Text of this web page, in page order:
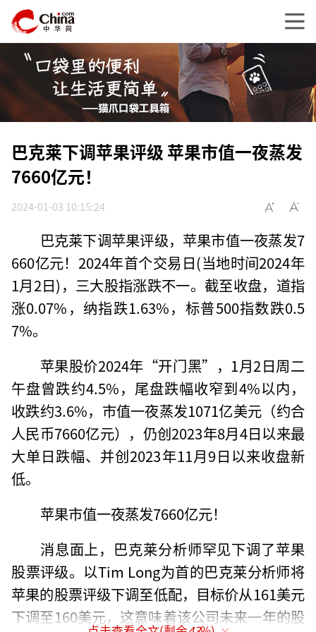
巴克莱下调苹果评级 苹果市值一夜蒸发
7660亿元！
2024-01-03 10:15:24
巴克莱下调苹果评级，苹果市值一夜蒸发7
660亿元！2024年首个交易日(当地时间2024年
1月2日)，三大股指涨跌不一。截至收盘，道指
涨0.07%，纳指跌1.63%，标普500指数跌0.5
7%。
苹果股价2024年“开门黑”，1月2日周二
午盘曾跌约4.5%，尾盘跌幅收窄到4%以内，
收跌约3.6%，市值一夜蒸发1071亿美元（约合
人民币7660亿元），仍创2023年8月4日以来最
大单日跌幅、并创2023年11月9日以来收盘新
低。
苹果市值一夜蒸发7660亿元！
消息面上，巴克莱分析师罕见下调了苹果
股票评级。以Tim Long为首的巴克莱分析师将
苹果的股票评级下调至低配，目标价从161美元
下调至160美元，这意味着该公司未来一年的股